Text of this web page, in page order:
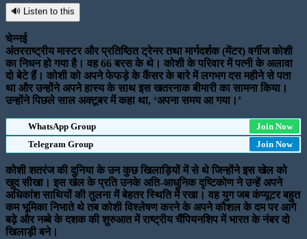
🔊 Listen to this
चेन्नई
अंतरराष्ट्रीय मास्टर और प्रतिष्ठित ट्रेनर तथा मार्गदर्शक (मेंटर) वर्गीज कोशी
का निधन हो गया है। वह 66 बरस के थे। कोशी के परिवार में पत्नी के अलावा
दो बेटे हैं। कोशी को अपने फेफड़े के कैंसर के बारे में लगभग दस महीने से पता
था और उन्होंने अपने हास्य के साथ इस खतरनाक बीमारी का सामना किया।
उन्होंने पिछले साल अक्टूबर में कहा था, ‘अपना समय आ गया।’
WhatsApp Group
Join Now
Telegram Group
Join Now
कोशी शतरंज की दुनिया के उन कुछ खिलाड़ियों में से थे जिन्होंने इस खेल को
खुद सीखा। इस खेल के प्रति उनके अति-आधुनिक दृष्टिकोण ने उन्हें अपने
अधिकांश साथियों की तुलना में बेहतर स्थिति में रखा। वह युग जब कंप्यूटर बहुत
कम भूमिका निभाते थे तब कोशी विश्लेषण करने के अपने कौशल के दम पर आगे
बढ़े और नब्बे के दशक की शुरुआत में राष्ट्रीय चैंपियनशिप में भारत के नंबर दो
खिलाड़ी बने।